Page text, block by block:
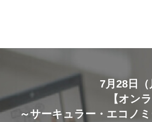
7月28日
【オン
～サーキュラー・エコノ